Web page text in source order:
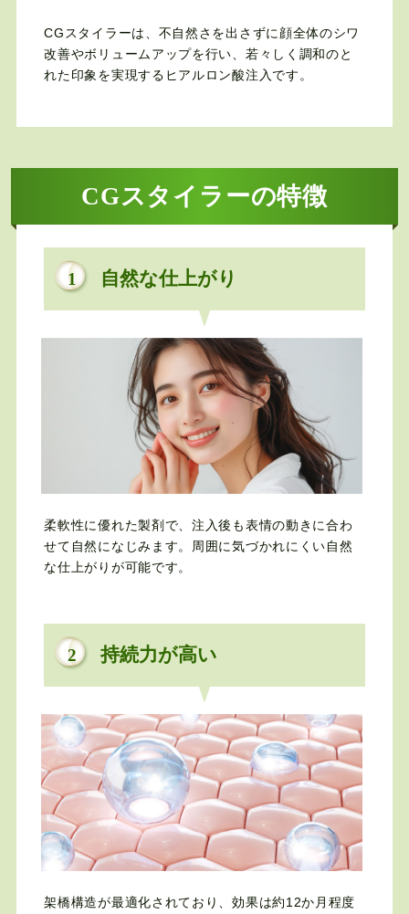
CGスタイラーは、不自然さを出さずに顔全体のシワ
改善やボリュームアップを行い、若々しく調和のと
れた印象を実現するヒアルロン酸注入です。
CGスタイラーの特徴
1 自然な仕上がり
柔軟性に優れた製剤で、注入後も表情の動きに合わ
せて自然になじみます。周囲に気づかれにくい自然
な仕上がりが可能です。
2 持続力が高い
架橋構造が最適化されており、効果は約12か月程度